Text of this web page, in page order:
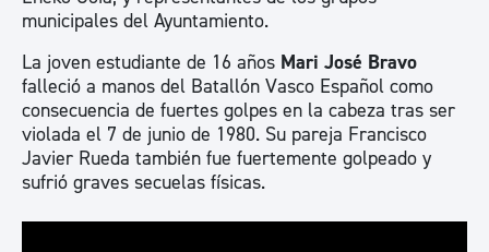
municipales del Ayuntamiento.
La joven estudiante de 16 años Mari José Bravo
falleció a manos del Batallón Vasco Español como
consecuencia de fuertes golpes en la cabeza tras ser
violada el 7 de junio de 1980. Su pareja Francisco
Javier Rueda también fue fuertemente golpeado y
sufrió graves secuelas físicas.